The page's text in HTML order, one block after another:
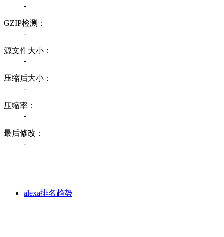
-
GZIP检测：
-
源文件大小：
-
压缩后大小：
-
压缩率：
-
最后修改：
-
alexa排名趋势